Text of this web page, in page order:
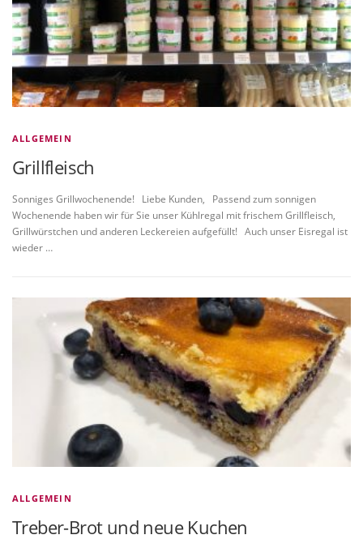
ALLGEMEIN
Grillfleisch
Sonniges Grillwochenende! Liebe Kunden, Passend zum sonnigen
Wochenende haben wir für Sie unser Kühlregal mit frischem Grillfleisch,
Grillwürstchen und anderen Leckereien aufgefüllt! Auch unser Eisregal ist
wieder …
ALLGEMEIN
Treber-Brot und neue Kuchen